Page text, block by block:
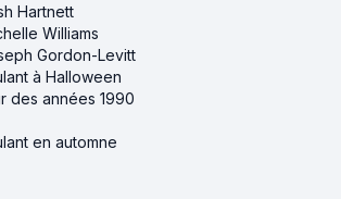
Hartnett
Williams
Gordon-Levitt
à Halloween
des années 1990
en automne